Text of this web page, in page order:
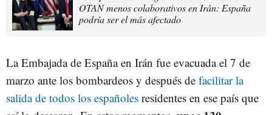
OTAN menos colaborativos en Irán: España
podría ser el más afectado
La Embajada de España en Irán fue evacuada el 7 de
marzo ante los bombardeos y después de facilitar la
salida de todos los españoles residentes en ese país que